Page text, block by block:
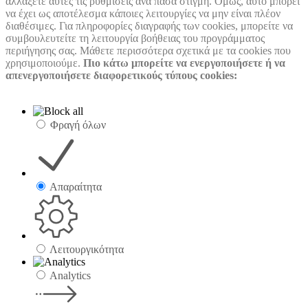
να έχει ως αποτέλεσμα κάποιες λειτουργίες να μην είναι πλέον
διαθέσιμες. Για πληροφορίες διαγραφής των cookies, μπορείτε να
συμβουλευτείτε τη λειτουργία βοήθειας του προγράμματος
περιήγησης σας. Μάθετε περισσότερα σχετικά με τα cookies που
χρησιμοποιούμε. Πιο κάτω μπορείτε να ενεργοποιήσετε ή να
απενεργοποιήσετε διαφορετικούς τύπους cookies:
Φραγή όλων
Απαραίτητα
Λειτουργικότητα
Analytics